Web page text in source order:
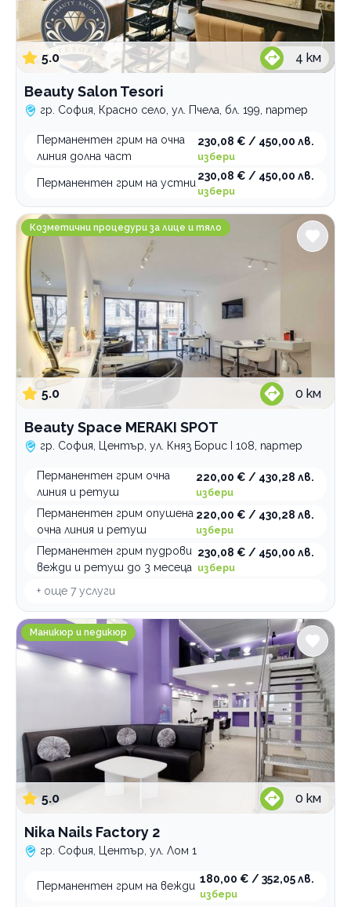
5.0 4 км
Beauty Salon Tesori
гр. София, Красно село, ул. Пчела, бл. 199, партер
Перманентен грим на очна
линия долна част
230,08 € / 450,00 лв.
избери
Перманентен грим на устни
230,08 € / 450,00 лв.
избери
Beauty Space MERAKI SPOT
Козметични процедури за лице и тяло
5.0 0 км
Beauty Space MERAKI SPOT
гр. София, Център, ул. Княз Борис I 108, партер
Перманентен грим очна
линия и ретуш
220,00 € / 430,28 лв.
избери
Перманентен грим опушена
очна линия и ретуш
220,00 € / 430,28 лв.
избери
Перманентен грим пудрови
вежди и ретуш до 3 месеца
230,08 € / 450,00 лв.
избери
+ още 7 услуги
Nika Nails Factory 2
Маникюр и педикюр
5.0 0 км
Nika Nails Factory 2
гр. София, Център, ул. Лом 1
Перманентен грим на вежди
180,00 € / 352,05 лв.
избери
ламиниране
почистване и оформяне
консултация
професионален
Мигли
боядисване
ламиниране
поставяне косъм по косъм
поставяне на диамантени
руски обем
сваляне
Перманентен грим
микроблейдинг
микрошейдинг
трихопигментация
Категории
Бръснари
Козметични процедури за лице и тяло
Депилация, лазерна и фотоепилация
Естетична дерматология
Фризьорски услуги
Грим, мигли, вежди
Маникюр и педикюр
Професионални курсове
По домовете